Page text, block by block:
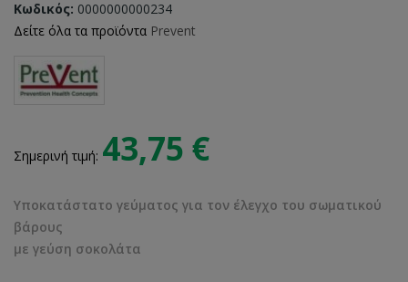
Κωδικός: 0000000000234
Δείτε όλα τα προϊόντα Prevent
Σημερινή τιμή: 43,75 €
Υποκατάστατο γεύματος για τον έλεγχο του σωματικού
βάρους
με γεύση σοκολάτα